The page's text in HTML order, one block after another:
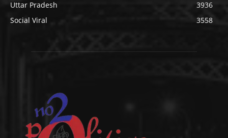
Uttar Pradesh
3936
Social Viral
3558